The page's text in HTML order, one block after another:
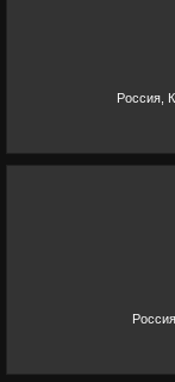
Россия,